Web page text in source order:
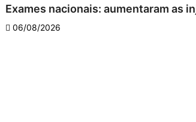
Exames nacionais: aumentaram as
06/08/2026